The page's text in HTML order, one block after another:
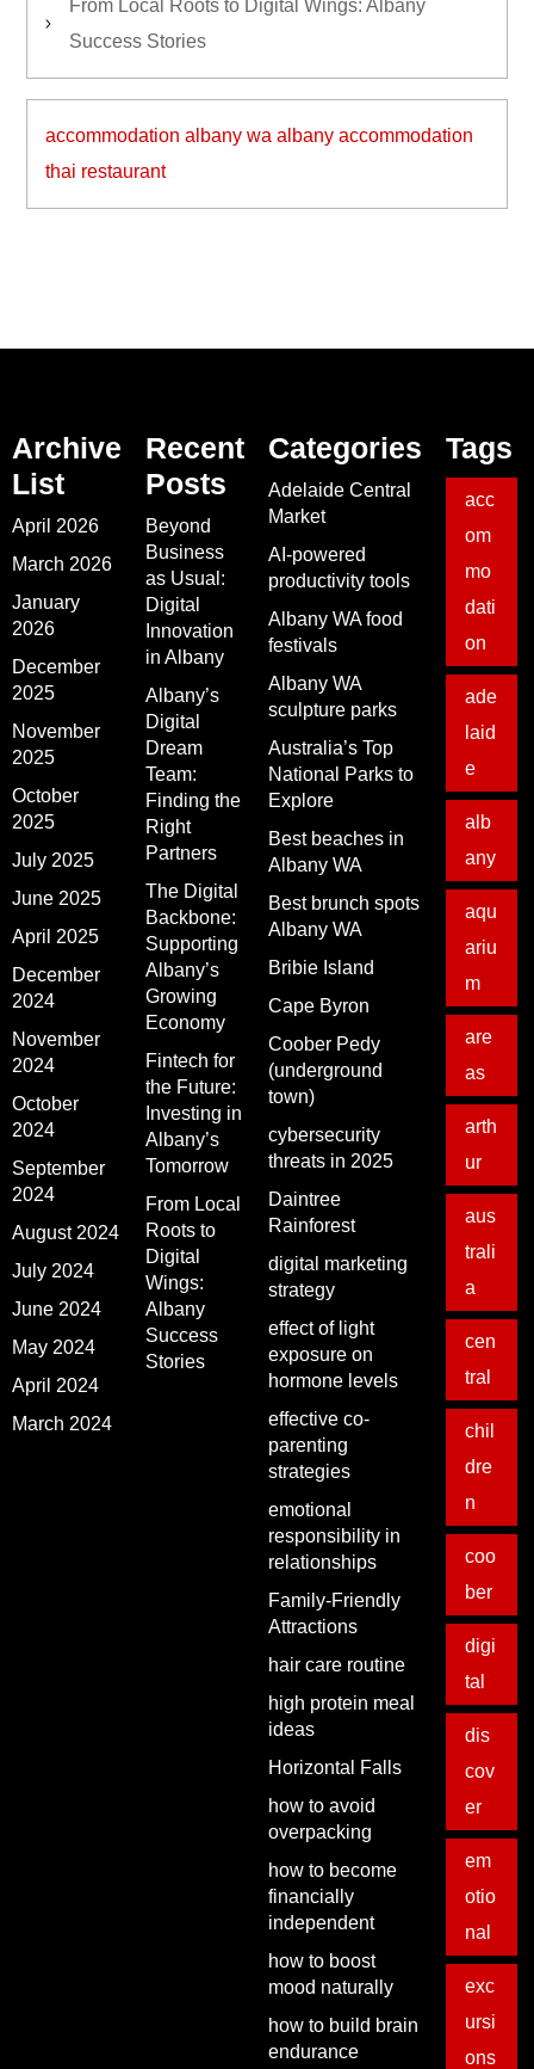
From Local Roots to Digital Wings: Albany
Success Stories
accommodation albany wa albany accommodation
thai restaurant
Archive
List
April 2026
March 2026
January
2026
December
2025
November
2025
October
2025
July 2025
June 2025
April 2025
December
2024
November
2024
October
2024
September
2024
August 2024
July 2024
June 2024
May 2024
April 2024
March 2024
Recent
Posts
Beyond
Business
as Usual:
Digital
Innovation
in Albany
Albany’s
Digital
Dream
Team:
Finding the
Right
Partners
The Digital
Backbone:
Supporting
Albany’s
Growing
Economy
Fintech for
the Future:
Investing in
Albany’s
Tomorrow
From Local
Roots to
Digital
Wings:
Albany
Success
Stories
Categories
Adelaide Central
Market
AI-powered
productivity tools
Albany WA food
festivals
Albany WA
sculpture parks
Australia’s Top
National Parks to
Explore
Best beaches in
Albany WA
Best brunch spots
Albany WA
Bribie Island
Cape Byron
Coober Pedy
(underground
town)
cybersecurity
threats in 2025
Daintree
Rainforest
digital marketing
strategy
effect of light
exposure on
hormone levels
effective co-
parenting
strategies
emotional
responsibility in
relationships
Family-Friendly
Attractions
hair care routine
high protein meal
ideas
Horizontal Falls
how to avoid
overpacking
how to become
financially
independent
how to boost
mood naturally
how to build brain
endurance
Tags
acc
om
mo
dati
on
ade
laid
e
alb
any
aqu
ariu
m
are
as
arth
ur
aus
trali
a
cen
tral
chil
dre
n
coo
ber
digi
tal
dis
cov
er
em
otio
nal
exc
ursi
ons